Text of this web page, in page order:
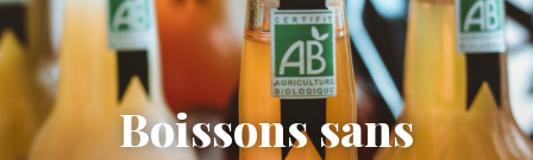
Boissons sans